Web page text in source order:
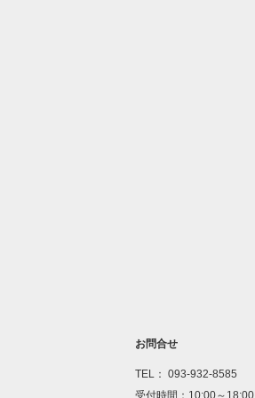
お問合せ
TEL： 093-932-8585
受付時間：10:00～18:00